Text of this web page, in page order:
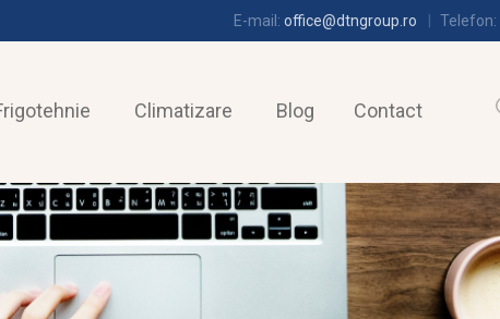
E-mail: office@dtngroup.ro Telefon:
Climatizare Blog Contact